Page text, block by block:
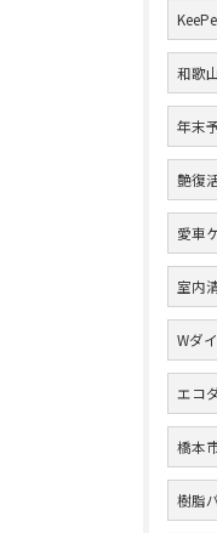
和歌
年末
艶復
愛車
室内
Wダ
エコ
橋本
樹脂